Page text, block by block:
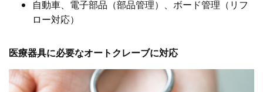
自動車、電子部品（部品管理）、ボード管理（リフ
ロー対応）
医療器具に必要なオートクレーブに対応